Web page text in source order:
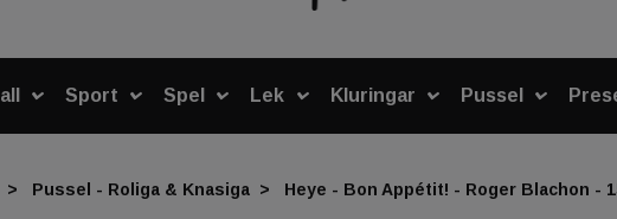
Sport Spel Lek Kluringar Pussel
Pussel - Roliga & Knasiga Heye - Bon Appétit! - Roger Blachon -